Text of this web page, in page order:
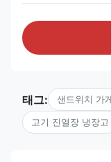
태그: 샌드위치 가
고기 진열장 냉장고